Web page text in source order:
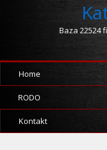
Baza 22524
Home
RODO
Kontakt